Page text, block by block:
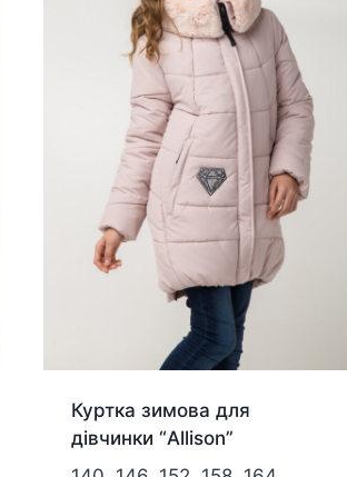
Куртка зимова для
дівчинки “Allison”